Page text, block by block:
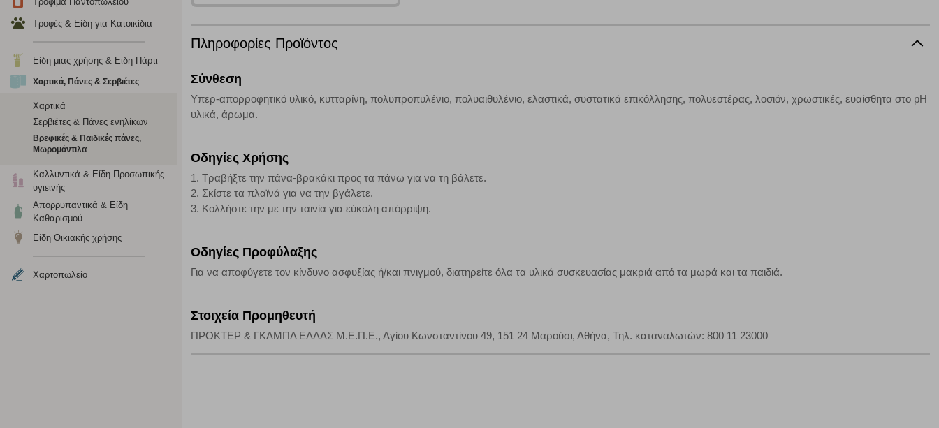
Τροφές & Είδη για Κατοικίδια
Είδη μιας χρήσης & Είδη Πάρτι
Χαρτικά, Πάνες & Σερβιέτες
Χαρτικά
Σερβιέτες & Πάνες ενηλίκων
Βρεφικές & Παιδικές πάνες,
Μωρομάντιλα
Καλλυντικά & Είδη Προσωπικής
υγιεινής
Απορρυπαντικά & Είδη
Καθαρισμού
Είδη Οικιακής χρήσης
Χαρτοπωλείο
Πληροφορίες Προϊόντος
Σύνθεση
Υπερ-απορροφητικό υλικό, κυτταρίνη, πολυπροπυλένιο, πολυαιθυλένιο, ελαστικά, συστατικά επικόλλησης, πολυεστέρας, λοσιόν, χρωστικές, ευαίσθητα στο pH
υλικά, άρωμα.
Οδηγίες Χρήσης
1. Τραβήξτε την πάνα-βρακάκι προς τα πάνω για να τη βάλετε.
2. Σκίστε τα πλαϊνά για να την βγάλετε.
3. Κολλήστε την με την ταινία για εύκολη απόρριψη.
Οδηγίες Προφύλαξης
Για να αποφύγετε τον κίνδυνο ασφυξίας ή/και πνιγμού, διατηρείτε όλα τα υλικά συσκευασίας μακριά από τα μωρά και τα παιδιά.
Στοιχεία Προμηθευτή
ΠΡΟΚΤΕΡ & ΓΚΑΜΠΛ ΕΛΛΑΣ Μ.Ε.Π.Ε., Αγίου Κωνσταντίνου 49, 151 24 Μαρούσι, Αθήνα, Τηλ. καταναλωτών: 800 11 23000
Cookies στόχευσης
Η συγκεκριμένη κατηγορία cookies ρυθμίζεται από συνεργάτες μας (με αντικείμενο τη διαφήμιση) μέσω του ιστότοπού μας. Εφ’ όσον τα επιλέξετε, μπορεί να χρησιμοποιηθούν από τους ανωτέρω
για τη δημιουργία ενός προφίλ των ενδιαφερόντων σας και για την εμφάνιση σχετικών διαφημίσεων σε άλλες τοποθεσίες. Τα cookies στόχευσης λειτουργούν αναγνωρίζοντας με μοναδικό τρόπο
το πρόγραμμα περιήγησης και τη συσκευή σας. Αν δεν επιλέξετε τη συγκεκριμένη κατηγορία cookies, δεν θα λαμβάνετε στοχευμένες διαφημίσεις μας σε διαφορετικούς ιστότοπους.
Cookies απόδοσης
Η συγκεκριμένη κατηγορία cookies μας δίνει τη δυνατότητα να ενημερωνόμαστε για την επισκεψιμότητα του ιστότοπού μας, ώστε να μπορούμε να βελτιώσουμε την απόδοσή του. Μας βοηθούν
να γνωρίζουμε ποιες σελίδες είναι περισσότερο, ή λιγότερο δημοφιλείς και να βλέπουμε την αλληλεπίδραση του χρήστη και το χρόνο παραμονής του. Οι πληροφορίες που συλλέγονται από αυτά
τα cookies είναι συγκεντρωτικές και, συνεπώς, ανώνυμες. Αν δεν επιτρέψετε την αποδοχή αυτής της κατηγορίας cookies, δεν θα γνωρίζουμε πότε έχετε επισκεφθεί την τοποθεσία μας.
Απολύτως απαραίτητα cookies
Η συγκεκριμένη κατηγορία cookies είναι απαραίτητη για τη λειτουργία του ιστότοπου και ενεργοποιημένη. Έχετε ωστόσο τη δυνατότητα να ρυθμίσετε το πρόγραμμα περιήγησής σας ώστε να
αποκλείει ή να σας ειδοποιεί σχετικά με αυτά τα cookies, με το ενδεχόμενο σε αυτήν την περίπτωση ορισμένα τμήματα του ιστότοπου να μη λειτουργούν.